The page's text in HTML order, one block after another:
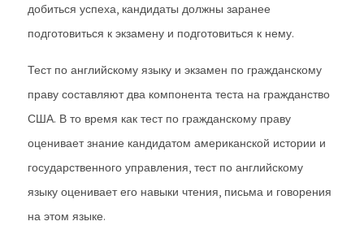
добиться успеха, кандидаты должны заранее
подготовиться к экзамену и подготовиться к нему.
Тест по английскому языку и экзамен по гражданскому
праву составляют два компонента теста на гражданство
США. В то время как тест по гражданскому праву
оценивает знание кандидатом американской истории и
государственного управления, тест по английскому
языку оценивает его навыки чтения, письма и говорения
на этом языке.